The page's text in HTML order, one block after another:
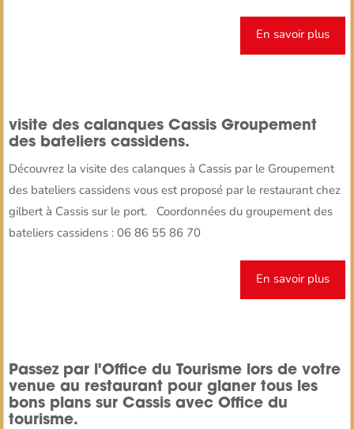
En savoir plus
visite des calanques Cassis Groupement
des bateliers cassidens.
Découvrez la visite des calanques à Cassis par le Groupement
des bateliers cassidens vous est proposé par le restaurant chez
gilbert à Cassis sur le port. Coordonnées du groupement des
bateliers cassidens : 06 86 55 86 70
En savoir plus
Passez par l'Office du Tourisme lors de votre
venue au restaurant pour glaner tous les
bons plans sur Cassis avec Office du
tourisme.